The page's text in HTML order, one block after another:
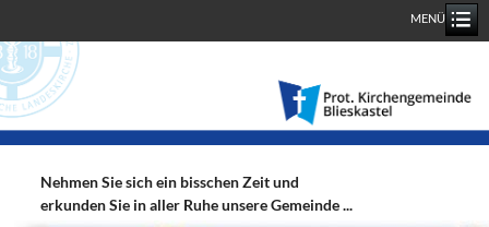
MENÜ
Nehmen Sie sich ein bisschen Zeit und
erkunden Sie in aller Ruhe unsere Gemeinde ...